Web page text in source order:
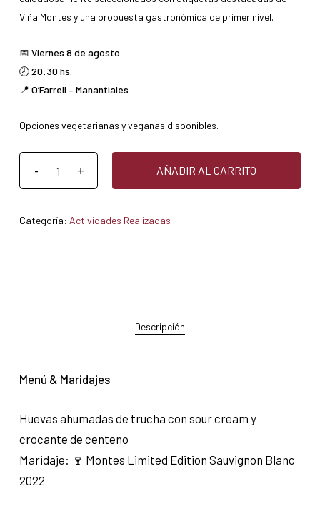
Viña Montes y una propuesta gastronómica de primer nivel.
📅 Viernes 8 de agosto
🕗 20:30 hs.
📍 O’Farrell – Manantiales
Opciones vegetarianas y veganas disponibles.
AÑADIR AL CARRITO
Categoría: Actividades Realizadas
Descripción
Menú & Maridajes
Huevas ahumadas de trucha con sour cream y
crocante de centeno
Maridaje: 🍷 Montes Limited Edition Sauvignon Blanc
2022